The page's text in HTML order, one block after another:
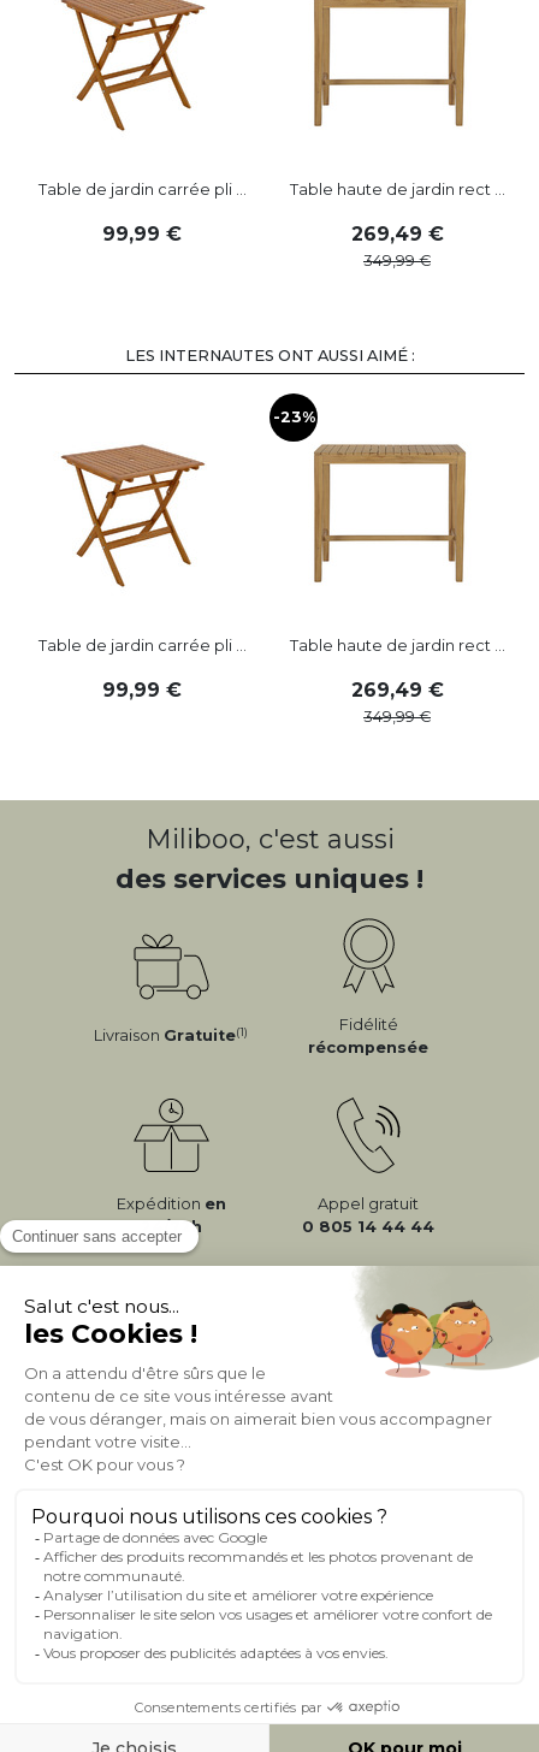
Table de jardin carrée pli ...
99,99
Table haute de jardin rect ...
269,49
349,99
LES INTERNAUTES ONT AUSSI AIMÉ :
Table de jardin carrée pli ...
99,99
-23%
Table haute de jardin rect ...
269,49
349,99
Miliboo, c'est aussi
des services uniques !
Livraison Gratuite(1)
Fidélité
récompensée
Expédition en
24/72h
Appel gratuit
0 805 14 44 44
À PROPOS DE MILIBOO
AIDE & CONTACT